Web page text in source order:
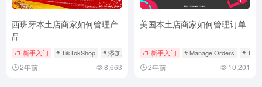
西班牙本土店商家如何管理产
品
新手入门 # TikTokShop # 添加产品 # 管理产品
2年前 8,663
美国本土店商家如何管理订单
新手入门 # Manage Orders #
2年前 10,201